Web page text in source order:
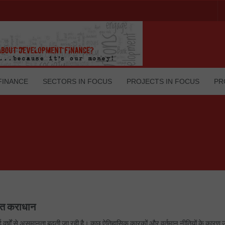
SECTORS IN FOCUS PROJECTS IN FOCUS
कराधान